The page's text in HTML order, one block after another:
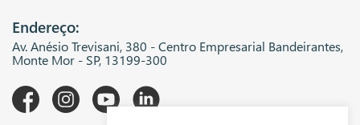
Endereço:
Av. Anésio Trevisani, 380 - Centro Empresarial Bandeirantes,
Monte Mor - SP, 13199-300